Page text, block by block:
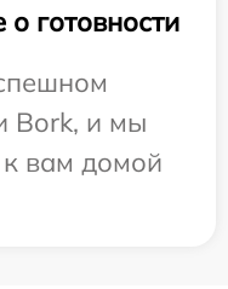
готовности
Bork, и мы
к вам домой